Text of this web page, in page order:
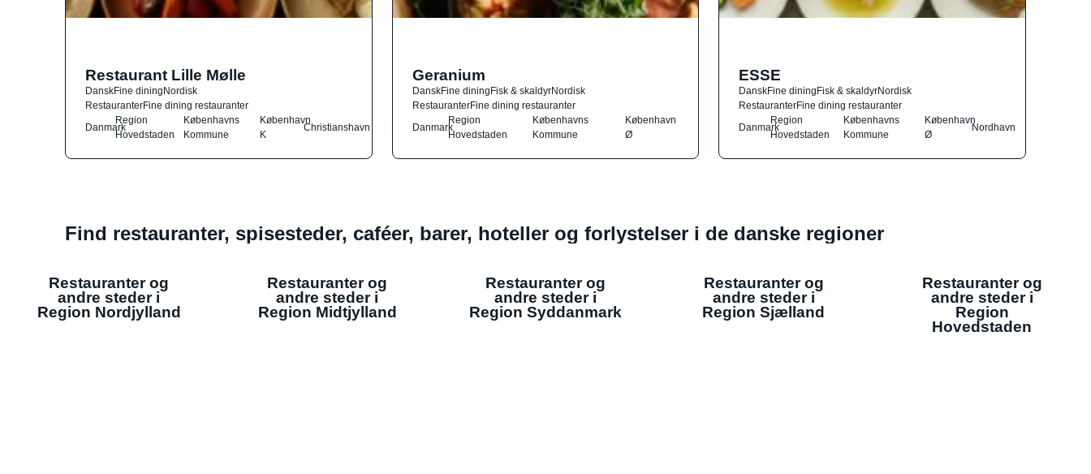
Restaurant Lille Mølle
DanskFine diningNordisk
RestauranterFine dining restauranter
Danmark
Region
Hovedstaden
Københavns
Kommune
København
K
Christianshavn
Geranium
DanskFine diningFisk & skaldyrNordisk
RestauranterFine dining restauranter
Danmark
Region
Hovedstaden
Københavns
Kommune
København
Ø
ESSE
DanskFine diningFisk & skaldyrNordisk
RestauranterFine dining restauranter
Danmark
Region
Hovedstaden
Københavns
Kommune
København
Ø
Nordhavn
Find restauranter, spisesteder, caféer, barer, hoteller og forlystelser i de danske regioner
Restauranter og
andre steder i
Region Nordjylland
Restauranter og
andre steder i
Region Midtjylland
Restauranter og
andre steder i
Region Syddanmark
Restauranter og
andre steder i
Region Sjælland
Restauranter og
andre steder i
Region
Hovedstaden